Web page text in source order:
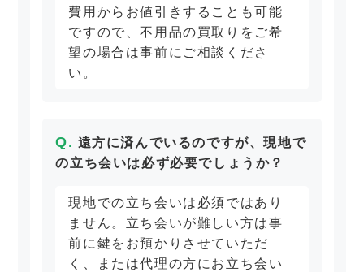
費用からお値引きすることも可能
ですので、不用品の買取りをご希
望の場合は事前にご相談くださ
い。
遠方に済んでいるのですが、現地で
の立ち会いは必ず必要でしょうか？
現地での立ち会いは必須ではあり
ません。立ち会いが難しい方は事
前に鍵をお預かりさせていただ
く、または代理の方にお立ち会い